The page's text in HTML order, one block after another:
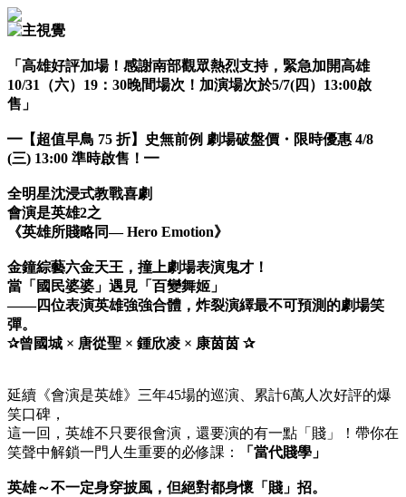
「高雄好評加場！感謝南部觀眾熱烈支持，緊急加開高雄
10/31（六）19：30晚間場次！加演場次於5/7(四）13:00啟
售」
━【超值早鳥 75 折】史無前例 劇場破盤價・限時優惠 4/8
(三) 13:00 準時啟售！━
全明星沈浸式教戰喜劇
會演是英雄2之
《英雄所賤略同— Hero Emotion》
金鐘綜藝六金天王，撞上劇場表演鬼才！
當「國民婆婆」遇見「百變舞姬」
——四位表演英雄強強合體，炸裂演繹最不可預測的劇場笑
彈。
✰曾國城 × 唐從聖 × 鍾欣凌 × 康茵茵 ✰
延續《會演是英雄》三年45場的巡演、累計6萬人次好評的爆
笑口碑，
這一回，英雄不只要很會演，還要演的有一點「賤」！帶你在
笑聲中解鎖一門人生重要的必修課：
「 當代賤學」
英雄～不一定身穿披風，但絕對都身懷「賤」招。